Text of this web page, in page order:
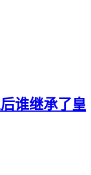
谁继承了皇